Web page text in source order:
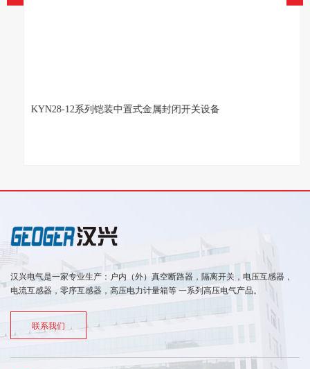
KYN28-12系列铠装中置式金属封闭开关设备
汉兴电气是一家专业生产：户内（外）真空断路器，隔离开关，电压互感器，
电流互感器，零序互感器，高压电力计量箱等 一系列高压电气产品。
联系我们